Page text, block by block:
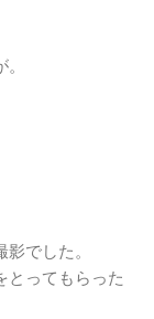
でした。
とってもらった